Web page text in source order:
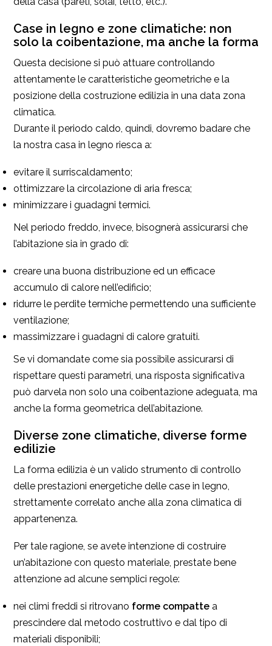
Case in legno e zone climatiche: non
solo la coibentazione, ma anche la forma
Questa decisione si può attuare controllando
attentamente le caratteristiche geometriche e la
posizione della costruzione edilizia in una data zona
climatica.
Durante il periodo caldo, quindi, dovremo badare che
la nostra casa in legno riesca a:
evitare il surriscaldamento;
ottimizzare la circolazione di aria fresca;
minimizzare i guadagni termici.
Nel periodo freddo, invece, bisognerà assicurarsi che
l’abitazione sia in grado di:
creare una buona distribuzione ed un efficace
accumulo di calore nell’edificio;
ridurre le perdite termiche permettendo una sufficiente
ventilazione;
massimizzare i guadagni di calore gratuiti.
Se vi domandate come sia possibile assicurarsi di
rispettare questi parametri, una risposta significativa
può darvela non solo una coibentazione adeguata, ma
anche la forma geometrica dell’abitazione.
Diverse zone climatiche, diverse forme
edilizie
La forma edilizia è un valido strumento di controllo
delle prestazioni energetiche delle case in legno,
strettamente correlato anche alla zona climatica di
appartenenza.
Per tale ragione, se avete intenzione di costruire
un’abitazione con questo materiale, prestate bene
attenzione ad alcune semplici regole:
nei climi freddi si ritrovano forme compatte a
prescindere dal metodo costruttivo e dal tipo di
materiali disponibili;